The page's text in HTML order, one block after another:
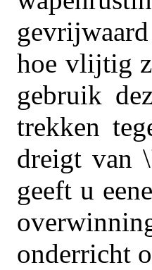
hoe vlijtig
gebruik
trekken
dreigt van
geeft u
onderricht